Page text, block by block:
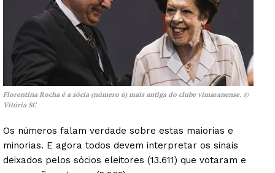
Florentina Rocha é a sócia (número 6) mais antiga do clube vimaranense. ©
Vitória SC
Os números falam verdade sobre estas maiorias e
minorias. E agora todos devem interpretar os sinais
deixados pelos sócios eleitores (13.611) que votaram e